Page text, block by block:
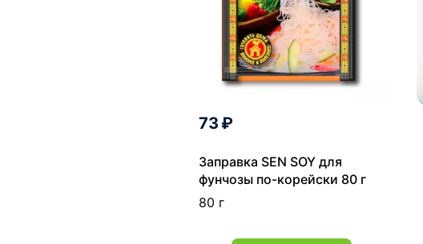
73 ₽
Заправка SEN SOY для
фунчозы по-корейски 80 г
80 г